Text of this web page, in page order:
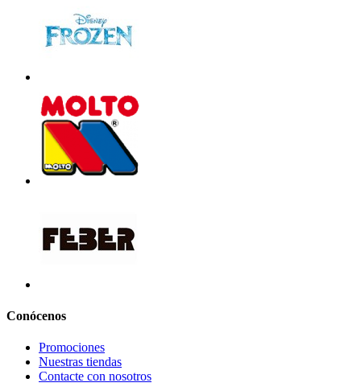
Conócenos
Promociones
Nuestras tiendas
Contacte con nosotros